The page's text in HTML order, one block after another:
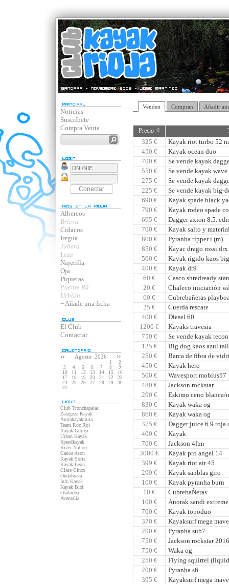
Noticias
Suscríbete
Compra Venta
Albercos
Brieva
Cidacos
Iregua
Jubera
Leza
Najerilla
Oja
Piqueras
Puente Rá
Urbión
+ Añade una ficha
El Club
Contactar
Agosto 2026
1
2
3
4 5 6 7 8
9
10
11 12 13 14 15
16
17
18 19 20 21 22
23
24
25 26 27 28 29
30
31
Club Tronchapalas
Zaragoza Kayak
Anitakayakmita
Team Roc Roi
Kayak Gurrea
Urkan Kayak
Speedkayak
River Nation
Canoa Ason
Kayak Soria
Kayak Leon
Clase Cinco
Ondabrava
Info Kayak
Kayak Bici
Osabidea
Aventalia
Venden Compran Añadir
Precio
325 €
Kayak riot turbo 52
450 €
Kayak ocean duo
700 €
Se vende kayak
550 €
Se vende kayak
275 €
Se vende kayak
225 €
Se vende kayak big-
690 €
Kayak spade black
790 €
Kayak rodeo spade
695 €
Dagger axion 8.5.
700 €
Kayak salto y
800 €
Pyranha ripper i (m)
850 €
Kayac drago rossi drx
500 €
Kayak rígido kaos
400 €
Kayak dr9
60 €
Casco shredready
20 €
Chaleco iniciación
60 €
Cubrebañeras
25 €
Cuerda rescate
400 €
Diesel 60
1200 €
Kayaks travesia
750 €
Se vende kayak
125 €
Big dog kaos azul
250 €
Barca de fibra de
450 €
Kayak hero
500 €
Wavesport mobius57
480 €
Jackson rockstar
200 €
Eskimo ceno blanca/
830 €
Kayak waka og
860 €
Kayak waka og
375 €
Dagger juice 6.9 roja
400 €
Kayak
700 €
Jackson 4fun
3000 €
Kayak pro angel 14
399 €
Kayak riot air 45
299 €
Kayak sanblas giro
100 €
Kayak pyranha burn
10 €
CubrebaÑeras
100 €
Anorak sandi
700 €
Kayak topoduo
370 €
Kayaksurf mega
200 €
Pyranha sub7
750 €
Jackson rockstar
750 €
Waka og
250 €
Flying squirrel
200 €
Pyranha s6
395 €
Kayaksurf mega